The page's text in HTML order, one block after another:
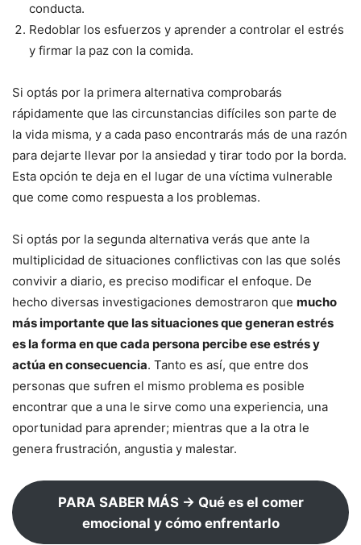
conducta.
Redoblar los esfuerzos y aprender a controlar el estrés
y firmar la paz con la comida.
Si optás por la primera alternativa comprobarás
rápidamente que las circunstancias difíciles son parte de
la vida misma, y a cada paso encontrarás más de una razón
para dejarte llevar por la ansiedad y tirar todo por la borda.
Esta opción te deja en el lugar de una víctima vulnerable
que come como respuesta a los problemas.
Si optás por la segunda alternativa verás que ante la
multiplicidad de situaciones conflictivas con las que solés
convivir a diario, es preciso modificar el enfoque. De
hecho diversas investigaciones demostraron que mucho
más importante que las situaciones que generan estrés
es la forma en que cada persona percibe ese estrés y
actúa en consecuencia. Tanto es así, que entre dos
personas que sufren el mismo problema es posible
encontrar que a una le sirve como una experiencia, una
oportunidad para aprender; mientras que a la otra le
genera frustración, angustia y malestar.
PARA SABER MÁS → Qué es el comer
emocional y cómo enfrentarlo